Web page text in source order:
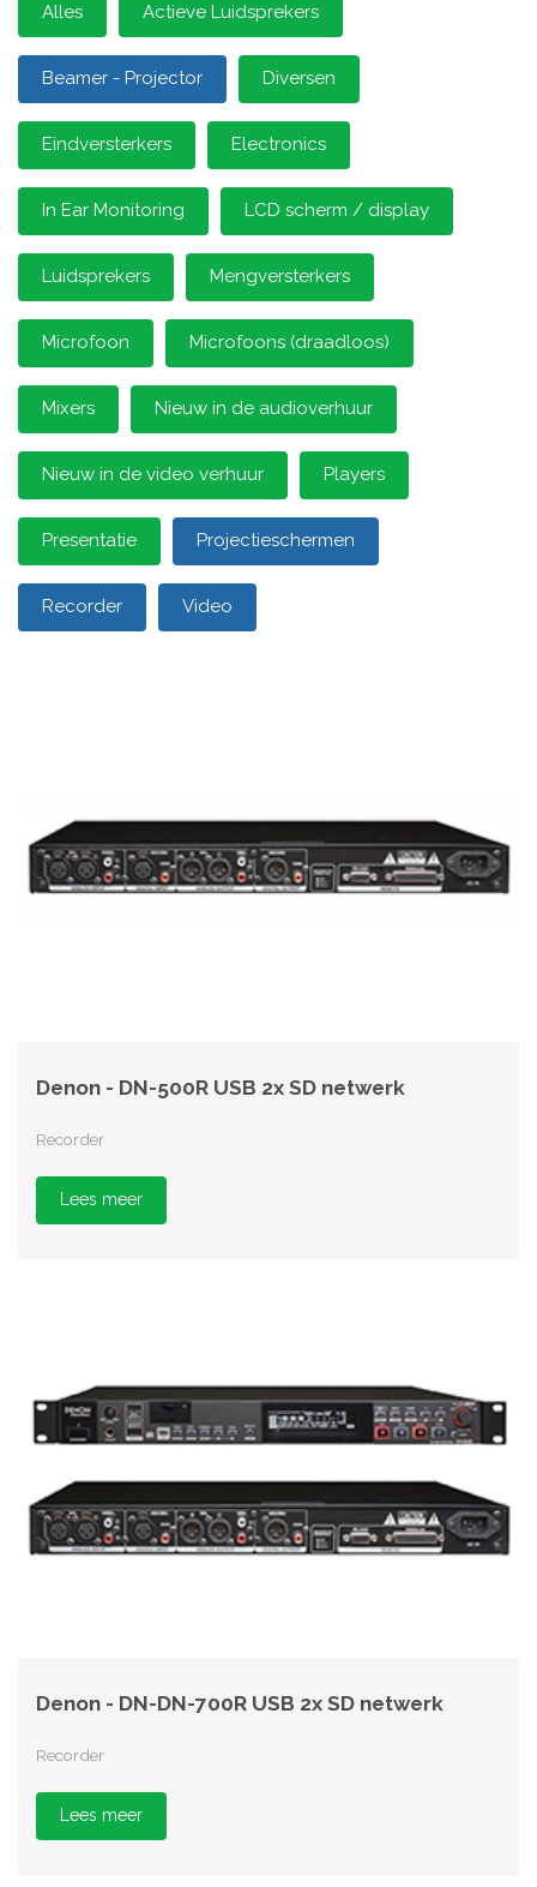
Alles Actieve Luidsprekers
Beamer - Projector Diversen
Eindversterkers Electronics
In Ear Monitoring LCD scherm / display
Luidsprekers Mengversterkers
Microfoon Microfoons (draadloos)
Mixers Nieuw in de audioverhuur
Nieuw in de video verhuur Players
Presentatie Projectieschermen
Recorder Video
Denon - DN-500R USB 2x SD netwerk
Recorder
Lees meer
Denon - DN-DN-700R USB 2x SD netwerk
Recorder
Lees meer